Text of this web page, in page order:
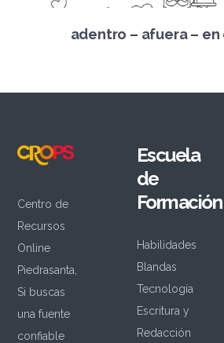
adentro – afuera –
Centro de
Recursos
Online
Piedrasanta,
Si buscas
una fuente
confiable
Escuela
de
Formación
Habilidades
Blandas
Tecnología
Escritura y
Redacción